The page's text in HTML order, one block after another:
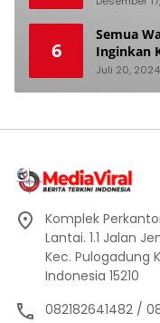
6
Semua
Inginkan
Juli 20, 2024
Komplek
Lantai. 1.1 Jalan
Kec. Pulogadung
Indonesia 15210
082182641482 /